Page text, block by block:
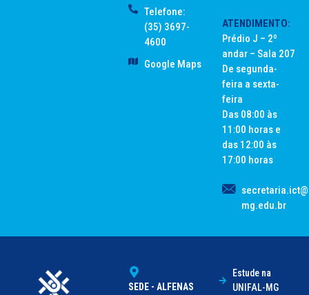
Telefone:
(35) 3697-
4600
Google Maps
ATENDIMENTO:
Prédio J – 2º
andar – Sala 207
De segunda-
feira a sexta-
feira
Das 08:00 às
11:00 horas e
das 12:00 às
17:00 horas
mg.edu.br
SEDE - ALFENAS
Estude na
UNIFAL-MG